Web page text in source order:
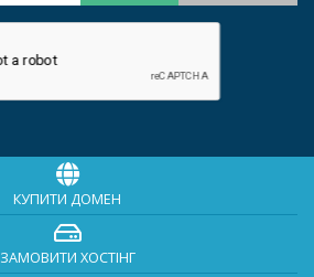
КУПИТИ ДОМЕН
ЗАМОВИТИ ХОСТІНГ